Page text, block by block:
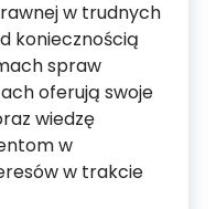
w trudnych
koniecznością
spraw
oferują swoje
wiedzę
w
w trakcie